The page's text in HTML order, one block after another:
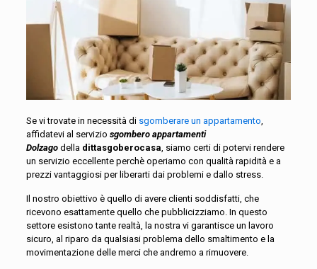
Se vi trovate in necessità di sgomberare un appartamento
affidatevi al servizio sgombero appartamenti
Dolzagodella dittasgoberocasa , siamo certi di potervi rendere
un servizio eccellente perchè operiamo con qualità rapidità e a
prezzi vantaggiosi per liberarti dai problemi e dallo stress.
Il nostro obiettivo è quello di avere clienti soddisfatti, che
ricevono esattamente quello che pubblicizziamo. In questo
settore esistono tante realtà, la nostra vi garantisce un lavoro
sicuro, al riparo da qualsiasi problema dello smaltimento e la
movimentazione delle merci che andremo a rimuovere.